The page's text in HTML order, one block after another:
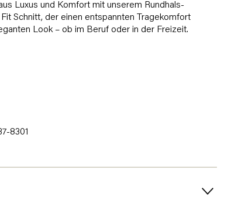
Luxus und Komfort mit unserem Rundhals-
Schnitt, der einen entspannten Tragekomfort
Look – ob im Beruf oder in der Freizeit.
8301